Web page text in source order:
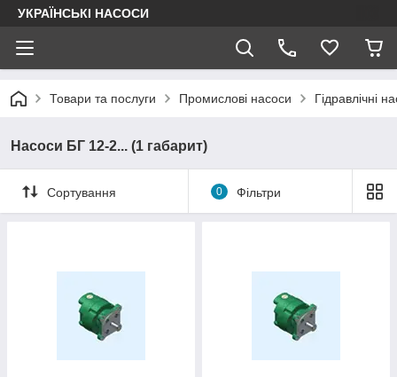
УКРАЇНСЬКІ НАСОСИ
Товари та послуги Промислові насоси Гідравлічні
Насоси БГ 12-2... (1 габарит)
Сортування 0 Фільтри